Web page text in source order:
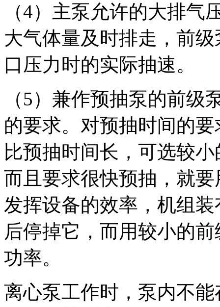
（4）主泵允许的大排气
大气体量及时排走，前
口压力时的实际抽速。
（5）兼作预抽泵的前
的要求。对预抽时间的
比预抽时间长，可选较
而且要求很快预抽，就
发挥设备的效率，机组
后停掉它，而用较小的
功率。
离心泵工作时，泵内不